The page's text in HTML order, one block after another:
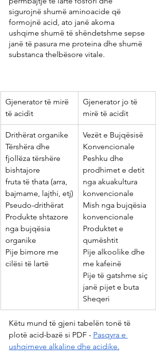
sigurojnë shumë aminoacide që
formojnë acid, ato janë akoma
ushqime shumë të shëndetshme sepse
janë të pasura me proteina dhe shumë
substanca thelbësore vitale.
​Gjenerator të mirë
të acidit
Gjenerator jo të
mirë të acidit
Drithërat organike
Tërshëra dhe
fjollëza tërshëre
bishtajore
fruta të thata (arra,
bajmame, lajthi, etj)
Pseudo-drithërat
Produkte shtazore
nga bujqësia
organike
Pije bimore me
cilësi të lartë
​Vezët e Bujqësisë
Konvencionale
Peshku dhe
prodhimet e detit
nga akuakultura
konvencionale
Mish nga bujqësia
konvencionale
Produktet e
qumështit
Pije alkoolike dhe
me kafeinë
Pije të gatshme siç
janë pijet e buta
Sheqeri
Këtu mund të gjeni tabelën tonë të
plotë acid-bazë si PDF - Pasqyra e
ushqimeve alkaline dhe acidike.